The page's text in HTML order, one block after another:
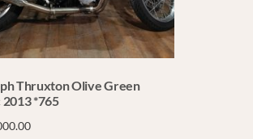
Thruxton Olive Green
2013 *765